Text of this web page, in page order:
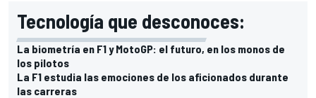
Tecnología que desconoces:
La biometría en F1 y MotoGP: el futuro, en los monos de
los pilotos
La F1 estudia las emociones de los aficionados durante
las carreras